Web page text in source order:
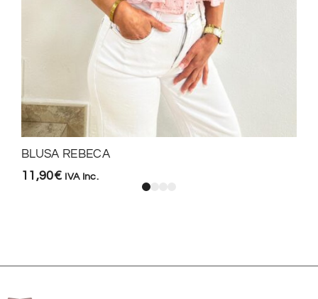
BLUSA REBECA
11,90€ IVA Inc.